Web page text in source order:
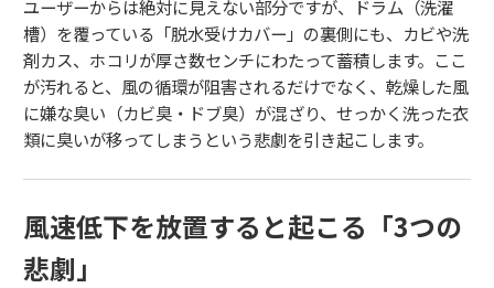
ユーザーからは絶対に見えない部分ですが、ドラム（洗濯
槽）を覆っている「脱水受けカバー」の裏側にも、カビや洗
剤カス、ホコリが厚さ数センチにわたって蓄積します。ここ
が汚れると、風の循環が阻害されるだけでなく、乾燥した風
に嫌な臭い（カビ臭・ドブ臭）が混ざり、せっかく洗った衣
類に臭いが移ってしまうという悲劇を引き起こします。
風速低下を放置すると起こる「3つの
悲劇」